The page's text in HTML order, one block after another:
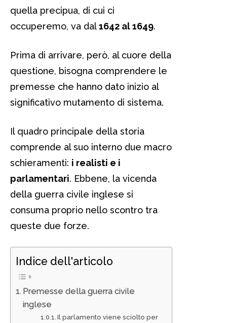
quella precipua, di cui ci
occuperemo, va dal1642 al 1649.
Prima di arrivare, però, al cuore della
questione, bisogna comprendere le
premesse che hanno dato inizio al
significativo mutamento di sistema.
Il quadro principale della storia
comprende al suo interno due macro
schieramenti: i realisti e i
parlamentari. Ebbene, la vicenda
della guerra civile inglese si
consuma proprio nello scontro tra
queste due forze.
Indice dell'articolo
Premesse della guerra civile
inglese
Il parlamento viene sciolto per